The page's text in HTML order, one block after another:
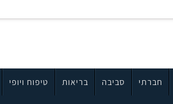
חברתי סביבה בריאות טיפוח ויופי